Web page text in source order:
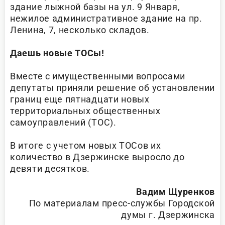
здание лыжной базы на ул. 9 Января,
нежилое административное здание на пр.
Ленина, 7, несколько складов.
Даешь новые ТОСы!
Вместе с имущественными вопросами
депутаты приняли решение об установлении
границ еще пятнадцати новых
территориальных общественных
самоуправлений (ТОС).
В итоге с учетом новых ТОСов их
количество в Дзержинске выросло до
девяти десятков.
Вадим Щуренков
По материалам пресс-службы Городской
думы г. Дзержинска